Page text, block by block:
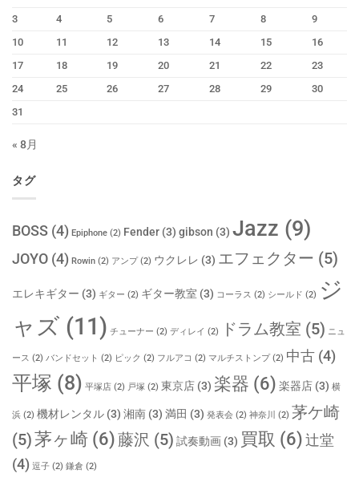
3
4 5 6 7 8
9
10
11 12 13 14 15
16
17
18 19 20 21 22
23
24
25 26 27 28 29
30
31
« 8月
タグ
BOSS (4) Epiphone (2) Fender (3) gibson (3) Jazz (9)
JOYO (4) Rowin (2) アンプ(2) ウクレレ (3) エフェクター (5)
エレキギター (3) ギター (2) ギター教室 (3) コーラス (2) シールド (2) ジ
ャズ (11) チューナー (2) ディレイ (2) ドラム教室 (5) ニュ
ース (2) バンドセット (2) ピック (2) フルアコ (2) マルチストンプ(2) 中古 (4)
平塚 (8) 平塚店 (2) 戸塚 (2) 東京店 (3) 楽器 (6) 楽器店 (3) 横
浜 (2) 機材レンタル (3) 湘南 (3) 満田 (3) 発表会 (2) 神奈川 (2) 茅ケ崎
(5)茅ヶ崎 (6)藤沢 (5) 試奏動画 (3) 買取 (6) 辻堂
(4) 逗子 (2) 鎌倉 (2)